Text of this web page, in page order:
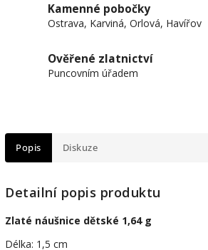
Kamenné pobočky
Ostrava, Karviná, Orlová, Havířov
Ověřené zlatnictví
Puncovním úřadem
Popis Diskuze
Detailní popis produktu
Zlaté náušnice dětské 1,64 g
Délka: 1,5 cm